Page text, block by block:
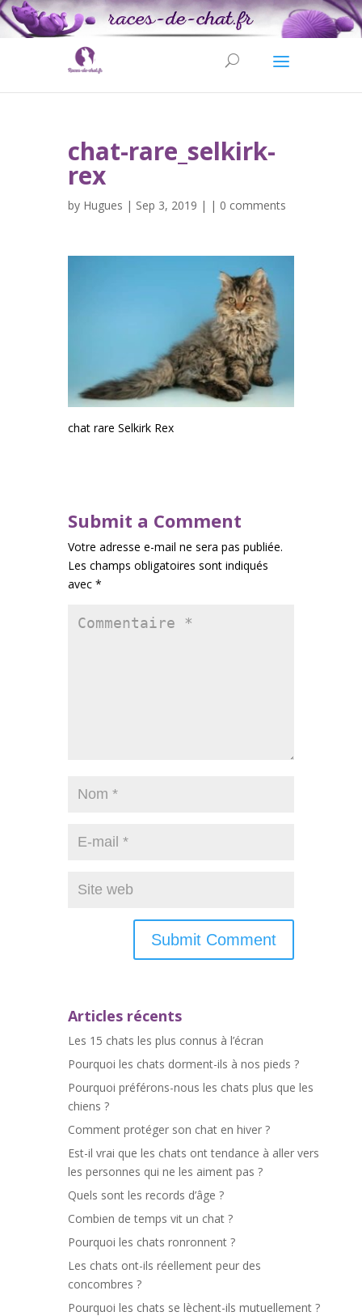
chat-rare_selkirk-
rex
by Hugues | Sep 3, 2019 | | 0 comments
chat rare Selkirk Rex
Submit a Comment
Votre adresse e-mail ne sera pas publiée.
Les champs obligatoires sont indiqués
avec *
Articles récents
Les 15 chats les plus connus à l’écran
Pourquoi les chats dorment-ils à nos pieds ?
Pourquoi préférons-nous les chats plus que les
chiens ?
Comment protéger son chat en hiver ?
Est-il vrai que les chats ont tendance à aller vers
les personnes qui ne les aiment pas ?
Quels sont les records d’âge ?
Combien de temps vit un chat ?
Pourquoi les chats ronronnent ?
Les chats ont-ils réellement peur des
concombres ?
Pourquoi les chats se lèchent-ils mutuellement ?